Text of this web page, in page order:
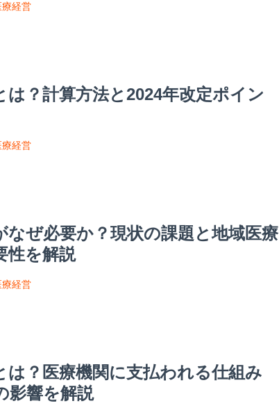
療経営
は？計算方法と2024年改定ポイン
療経営
なぜ必要か？現状の課題と地域医療
性を解説
療経営
は？医療機関に支払われる仕組み
影響を解説